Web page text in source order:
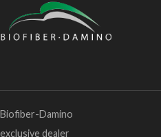
Biofiber-Damino
exclusive dealer